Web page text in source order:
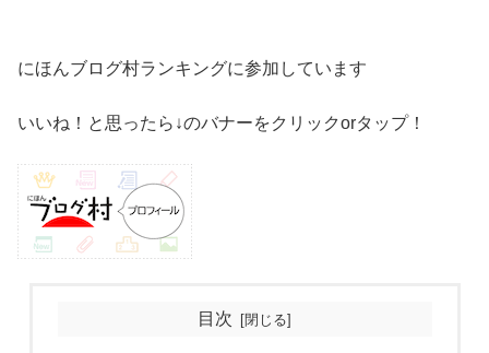
にほんブログ村ランキングに参加しています
いいね！と思ったら↓のバナーをクリックorタップ！
目次